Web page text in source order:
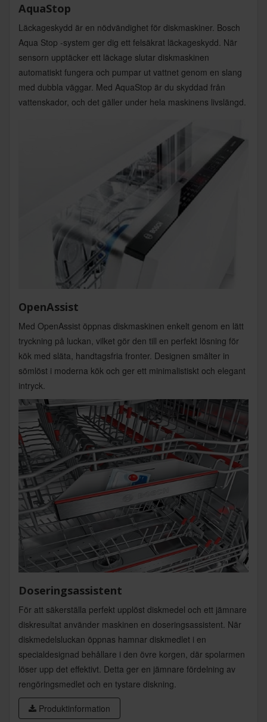
AquaStop
Läckageskydd är en nödvändighet för diskmaskiner. Bosch
Aqua Stop -system ger dig ett felsäkrat läckageskydd. När
sensorn upptäcker ett läckage slutar diskmaskinen
automatiskt fungera och pumpar ut vattnet genom en slang
med dubbla väggar. Med AquaStop är du skyddad från
vattenskador, och det gäller under hela maskinens livslängd.
OpenAssist
Med OpenAssist öppnas diskmaskinen enkelt genom en lätt
tryckning på luckan, vilket gör den till en perfekt lösning för
kök med släta, handtagsfria fronter. Designen smälter in
sömlöst i moderna kök och ger ett minimalistiskt och elegant
intryck.
Doseringsassistent
För att säkerställa perfekt upplöst diskmedel och ett jämnare
diskresultat använder maskinen en doseringsassistent. När
diskmedelsluckan öppnas hamnar diskmedlet i en
specialdesignad behållare i den övre korgen, där spolarmen
löser upp det effektivt. Detta ger en jämnare fördelning av
rengöringsmedlet och en tystare diskning.
Produktinformation